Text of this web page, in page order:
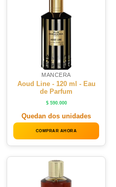
MANCERA
Aoud Line - 120 ml - Eau
de Parfum
$590.000
Quedan dos unidades
COMPRAR AHORA